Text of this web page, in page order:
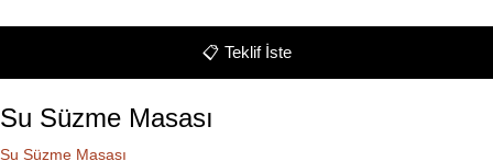
📋 Teklif İste
Su Süzme Masası
Su Süzme Masası